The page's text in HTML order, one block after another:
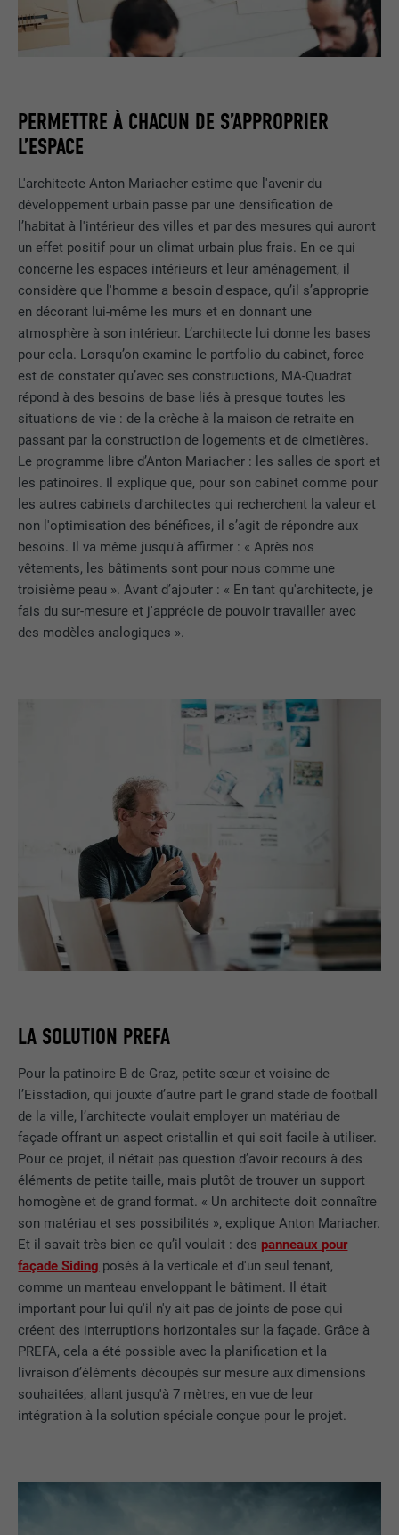
PERMETTRE À CHACUN DE S’APPROPRIER
L’ESPACE
L'architecte Anton Mariacher estime que l'avenir du
développement urbain passe par une densification de
l’habitat à l'intérieur des villes et par des mesures qui auront
un effet positif pour un climat urbain plus frais. En ce qui
concerne les espaces intérieurs et leur aménagement, il
considère que l'homme a besoin d'espace, qu’il s’approprie
en décorant lui-même les murs et en donnant une
atmosphère à son intérieur. L’architecte lui donne les bases
pour cela. Lorsqu’on examine le portfolio du cabinet, force
est de constater qu’avec ses constructions, MA-Quadrat
répond à des besoins de base liés à presque toutes les
situations de vie : de la crèche à la maison de retraite en
passant par la construction de logements et de cimetières.
Le programme libre d’Anton Mariacher : les salles de sport et
les patinoires. Il explique que, pour son cabinet comme pour
les autres cabinets d'architectes qui recherchent la valeur et
non l'optimisation des bénéfices, il s’agit de répondre aux
besoins. Il va même jusqu'à affirmer : « Après nos
vêtements, les bâtiments sont pour nous comme une
troisième peau ». Avant d’ajouter : « En tant qu'architecte, je
fais du sur-mesure et j'apprécie de pouvoir travailler avec
des modèles analogiques ».
LA SOLUTION PREFA
Pour la patinoire B de Graz, petite sœur et voisine de
l’Eisstadion, qui jouxte d’autre part le grand stade de football
de la ville, l’architecte voulait employer un matériau de
façade offrant un aspect cristallin et qui soit facile à utiliser.
Pour ce projet, il n'était pas question d’avoir recours à des
éléments de petite taille, mais plutôt de trouver un support
homogène et de grand format. « Un architecte doit connaître
son matériau et ses possibilités », explique Anton Mariacher.
Et il savait très bien ce qu’il voulait : des panneaux pour
façade Siding posés à la verticale et d'un seul tenant,
comme un manteau enveloppant le bâtiment. Il était
important pour lui qu'il n'y ait pas de joints de pose qui
créent des interruptions horizontales sur la façade. Grâce à
PREFA, cela a été possible avec la planification et la
livraison d’éléments découpés sur mesure aux dimensions
souhaitées, allant jusqu'à 7 mètres, en vue de leur
intégration à la solution spéciale conçue pour le projet.